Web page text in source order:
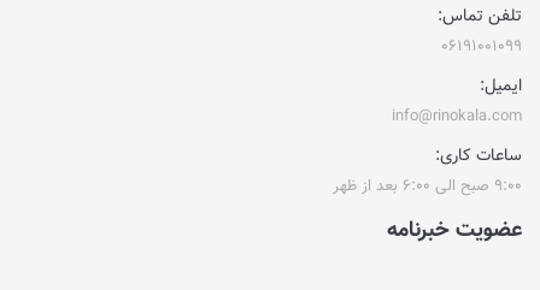
تلفن تماس:
۰۶۱۹۱۰۰۱۰۹۹
ایمیل:
info@rinokala.com
ساعات کاری:
۹:۰۰ صبح الی ۶:۰۰ بعد از ظهر
عضویت خبرنامه